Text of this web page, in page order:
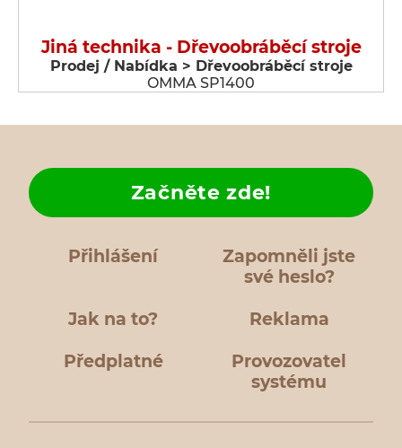
Jiná technika - Dřevoobráběcí stroje
Prodej / Nabídka > Dřevoobráběcí stroje
OMMA SP1400
Přihlášení
Zapomněli jste
své heslo?
Jak na to?
Začněte zde!
Reklama
Předplatné
Provozovatel
systému